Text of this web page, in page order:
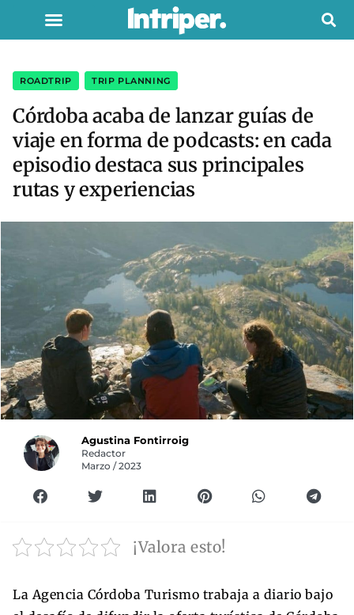
ROADTRIP TRIP PLANNING
Córdoba acaba de lanzar guías de
viaje en forma de podcasts: en cada
episodio destaca sus principales
rutas y experiencias
Agustina Fontirroig
Redactor
Marzo / 2023
¡Valora esto!
La Agencia Córdoba Turismo trabaja a diario bajo